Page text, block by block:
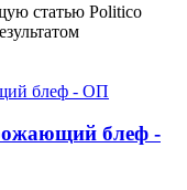
статью Politico
блеф -